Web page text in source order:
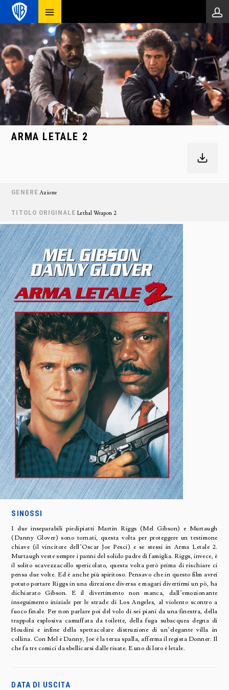
ARMA LETALE 2
GENERE Azione
TITOLO ORIGINALE Lethal Weapon 2
SINOSSI
I due inseparabili piedipiatti Martin Riggs (Mel Gibson) e Murtaugh
(Danny Glover) sono tornati, questa volta per proteggere un testimone
chiave (il vincitore dell’Oscar Joe Pesci) e se stessi in Arma Letale 2.
Murtaugh veste sempre i panni del solido padre di famiglia. Riggs, invece, è
il solito scavezzacollo spericolato, questa volta però prima di rischiare ci
pensa due volte. Ed è anche più spiritoso. Pensavo che in questo film avrei
potuto portare Riggs in una direzione diversa e magari divertirmi un pò, ha
dichiarato Gibson. E il divertimento non manca, dall’emozionante
inseguimento iniziale per le strade di Los Angeles, al violento scontro a
fuoco finale. Per non parlare poi del volo di sei piani da una finestra, della
trappola esplosiva camuffata da toilette, della fuga subacquea degna di
Houdini e infine della spettacolare distruzione di un’elegante villa in
collina. Con Mel e Danny, Joe è la terza spalla, afferma il regista Donner. Il
che fa tre comici da sbellicarsi dalle risate. E uno di loro è letale.
DATA DI USCITA